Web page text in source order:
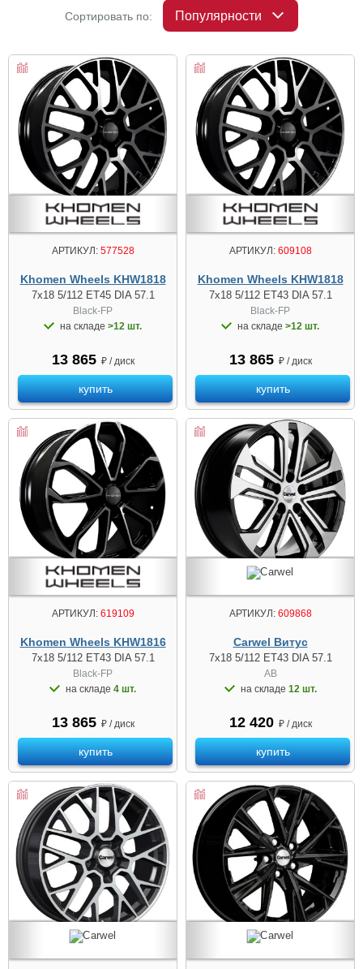
Сортировать по: Популярности
АРТИКУЛ:577528
Khomen Wheels KHW1818
7x18 5/112 ET45 DIA 57.1
Black-FP
на складе >12 шт.
13 865 ₽ / диск
купить
АРТИКУЛ:609108
Khomen Wheels KHW1818
7x18 5/112 ET43 DIA 57.1
Black-FP
на складе >12 шт.
13 865 ₽ / диск
купить
АРТИКУЛ:619109
Khomen Wheels KHW1816
7x18 5/112 ET43 DIA 57.1
Black-FP
на складе 4 шт.
13 865 ₽ / диск
купить
АРТИКУЛ:609868
Carwel Витус
7x18 5/112 ET43 DIA 57.1
AB
на складе 12 шт.
12 420 ₽ / диск
купить